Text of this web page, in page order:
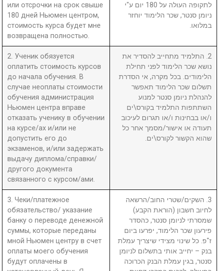
или отсрочки на срок свыше
180 дней Ньюмен центром,
стоимость курса будет мне
возвращена полностью.
לתקופה העולה על 180 יום ע"י
ניומן סנטר, שכר הלימוד יוחזר
במלואו.
2. Ученик обязуется
оплатить стоимость курсов
до начала обучения. В
случае неоплаты стоимости
обучения администрация
Ньюмен центра вправе
отказать ученику в обучении
на курсе/ах и/или не
допустить его до
экзаменов, и/или задержать
выдачу диплома/справки/
другого документа
связанного с курсом/ами.
2. התלמיד מתחייב להסדיר את
נושא שכר הלימוד לפני תחילת
הלימודים. בכל מקרה, אי הסדרת
תשלום שכר הלימוד תאפשר
להנהלת ניומן סנטר למנוע
השתתפות התלמיד בקורס\ים
ו/או בבחינות ו/או תגרום לעיכוב
תעודה או אישור/מסמך אחר כל
שהוא הקשור לקורס\ים.
3. Чеки/платежное
обязательство/ указание
банку о переводе денежной
суммы, которые переданы
мной Ньюмен центру в счет
оплаты моего обучения
будут оплачены в
3. השקים/שטרי החוב/הרשאה
לחיוב חשבון (הוראת הקבע)
שמסרתי לניומן סנטר, כהסדר
פירעון שכר הלימוד, יפרעו ביום
ז"פ. כל שינוי מצידי שיצריך עמלת
בנק – יחייב אותי בתשלום לניומן
סנטר, בגין עמלת הבנק הכרוכה